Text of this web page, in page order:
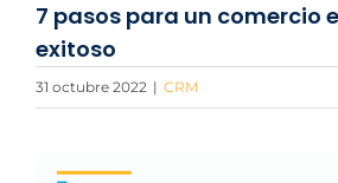
7 pasos para un comercio
exitoso
31 octubre 2022 | CRM